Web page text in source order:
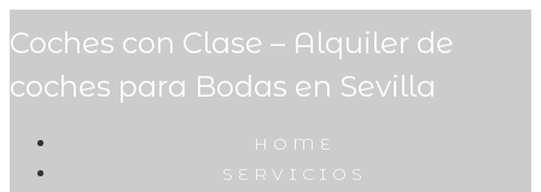
Coches con Clase – Alquiler de
coches para Bodas en Sevilla
HOME
SERVICIOS